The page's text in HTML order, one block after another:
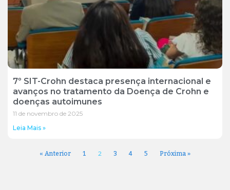
7º SIT-Crohn destaca presença internacional e
avanços no tratamento da Doença de Crohn e
doenças autoimunes
11 de novembro de 2025
Leia Mais »
« Anterior 1 2 3 4 5 Próxima »